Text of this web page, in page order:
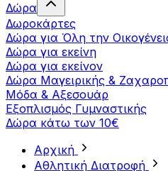
Δώρα
Δωροκάρτες
Δώρα για Όλη την
Δώρα για εκείνη
Δώρα για εκείνον
Δώρα Μαγειρικής &
Μόδα & Αξεσουάρ
Εξοπλισμός Γυμναστικής
Δώρα κάτω των 10€
Αρχική
Αθλητική Διατροφή